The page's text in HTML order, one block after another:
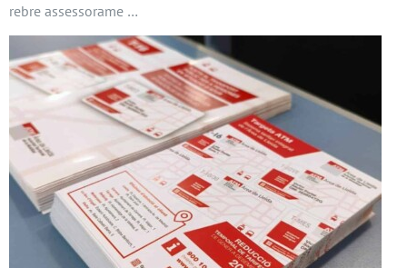
rebre assessorame …